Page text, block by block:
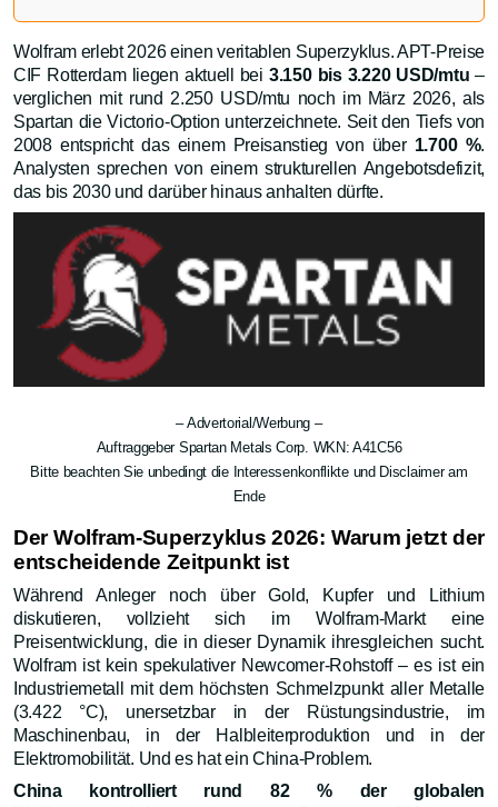
Wolfram erlebt 2026 einen veritablen Superzyklus. APT-Preise
CIF Rotterdam liegen aktuell bei 3.150 bis 3.220 USD/mtu –
verglichen mit rund 2.250 USD/mtu noch im März 2026, als
Spartan die Victorio-Option unterzeichnete. Seit den Tiefs von
2008 entspricht das einem Preisanstieg von über 1.700 %.
Analysten sprechen von einem strukturellen Angebotsdefizit,
das bis 2030 und darüber hinaus anhalten dürfte.
– Advertorial/Werbung –
Auftraggeber Spartan Metals Corp. WKN: A41C56
Bitte beachten Sie unbedingt die Interessenkonflikte und Disclaimer am
Ende
Der Wolfram-Superzyklus 2026: Warum jetzt der
entscheidende Zeitpunkt ist
Während Anleger noch über Gold, Kupfer und Lithium
diskutieren, vollzieht sich im Wolfram-Markt eine
Preisentwicklung, die in dieser Dynamik ihresgleichen sucht.
Wolfram ist kein spekulativer Newcomer-Rohstoff – es ist ein
Industriemetall mit dem höchsten Schmelzpunkt aller Metalle
(3.422 °C), unersetzbar in der Rüstungsindustrie, im
Maschinenbau, in der Halbleiterproduktion und in der
Elektromobilität. Und es hat ein China-Problem.
China kontrolliert rund 82 % der globalen